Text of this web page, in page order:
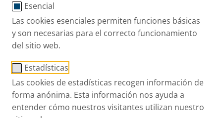
Esencial
Las cookies esenciales permiten funciones básicas
y son necesarias para el correcto funcionamiento
del sitio web.
Estadísticas
Las cookies de estadísticas recogen información de
forma anónima. Esta información nos ayuda a
entender cómo nuestros visitantes utilizan nuestro
MucoClear®6% Solución hipertónica para inhalación
Solución salina hipertónica al 6%.
PARI ES Productos
Soluciones
+34 91 450 65 00